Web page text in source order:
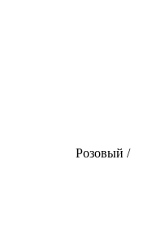
Розовый /